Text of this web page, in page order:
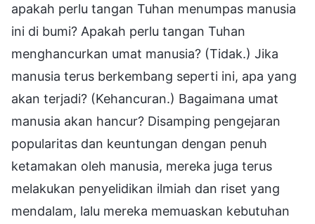
apakah perlu tangan Tuhan menumpas manusia
ini di bumi? Apakah perlu tangan Tuhan
menghancurkan umat manusia? (Tidak.) Jika
manusia terus berkembang seperti ini, apa yang
akan terjadi? (Kehancuran.) Bagaimana umat
manusia akan hancur? Disamping pengejaran
popularitas dan keuntungan dengan penuh
ketamakan oleh manusia, mereka juga terus
melakukan penyelidikan ilmiah dan riset yang
mendalam, lalu mereka memuaskan kebutuhan